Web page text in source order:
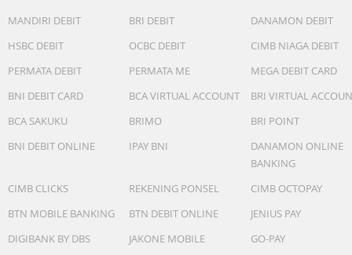
MANDIRI DEBIT BRI DEBIT
DANAMON DEBIT
HSBC DEBIT
OCBC DEBIT
CIMB NIAGA DEBIT
PERMATA DEBIT
PERMATA ME
MEGA DEBIT CARD
BNI DEBIT CARD
BCA VIRTUAL ACCOUNT
BRI VIRTUAL
BCA SAKUKU
BRIMO
BRI POINT
BNI DEBIT ONLINE
IPAY BNI
DANAMON ONLINE
BANKING
CIMB CLICKS
REKENING PONSEL
CIMB OCTOPAY
BTN MOBILE BANKING
BTN DEBIT ONLINE
JENIUS PAY
DIGIBANK BY DBS
JAKONE MOBILE
GO-PAY